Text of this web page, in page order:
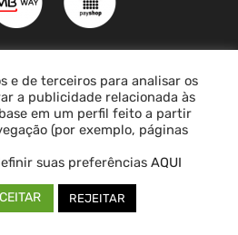
e de terceiros para analisar os
a publicidade relacionada às
em um perfil feito a partir
(por exemplo, páginas
suas preferências AQUI
REJEITAR